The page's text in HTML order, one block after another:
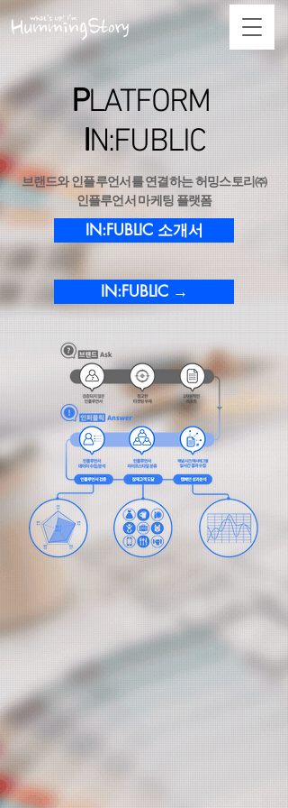
PLATFORM
IN:FUBLIC
브랜드와 인플루언서를 연결하는 허밍스토리㈜
인플루언서 마케팅 플랫폼
IN:FUBLIC 소개서
IN:FUBLIC →